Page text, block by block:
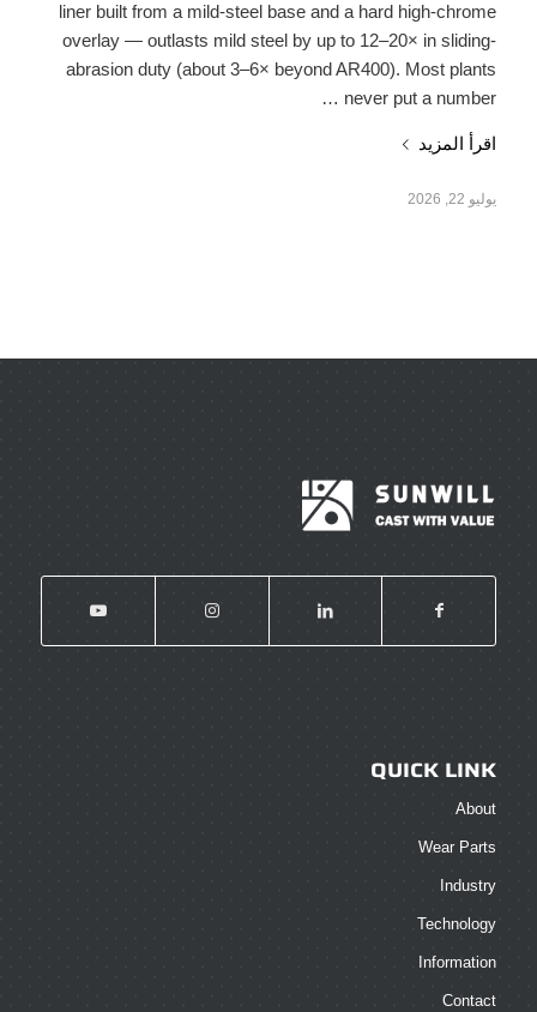
liner built from a mild-steel base and a hard high-chrome
overlay — outlasts mild steel by up to 12–20× in sliding-
abrasion duty (about 3–6× beyond AR400). Most plants
never put a number …
اقرأ المزيد
يوليو 22, 2026
QUICK LINK
About
Wear Parts
Industry
Technology
Information
Contact